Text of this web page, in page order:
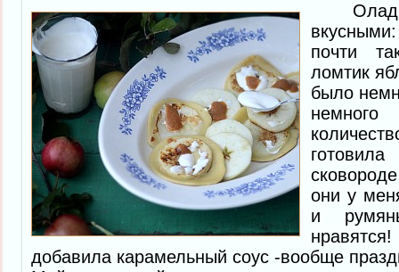
почти
ломтик
было
немного
готовила
они у
и
добавила карамельный соус -вообще